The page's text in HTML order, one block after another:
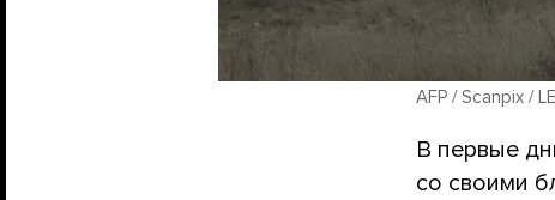
AFP / Scanpix /
В первые
со своими